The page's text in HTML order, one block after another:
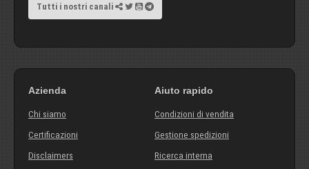
Tutti i nostri canali
Azienda
Chi siamo
Certificazioni
Disclaimers
Aiuto rapido
Condizioni di vendita
Gestione spedizioni
Ricerca interna